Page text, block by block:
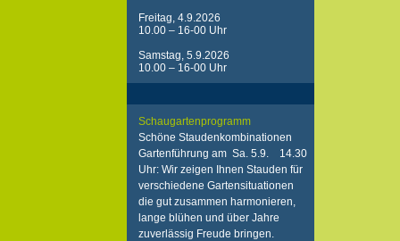
Freitag, 4.9.2026
10.00 – 16-00 Uhr
Samstag, 5.9.2026
10.00 – 16-00 Uhr
Schaugartenprogramm
Schöne Staudenkombinationen
Gartenführung am Sa. 5.9. 14.30
Uhr: Wir zeigen Ihnen Stauden für
verschiedene Gartensituationen
die gut zusammen harmonieren,
lange blühen und über Jahre
zuverlässig Freude bringen.